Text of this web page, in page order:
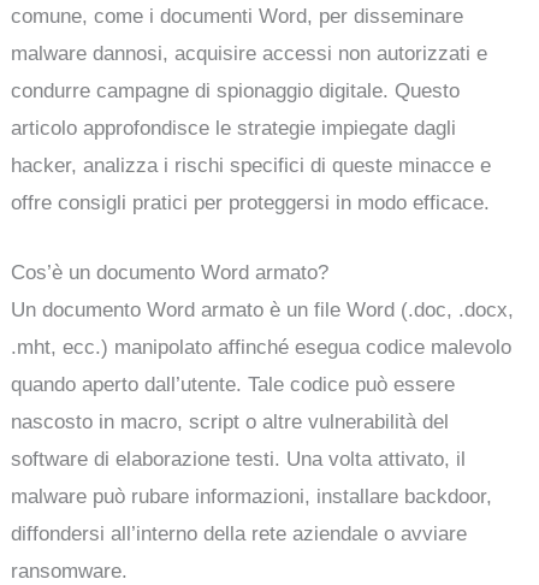
comune, come i documenti Word, per disseminare
malware dannosi, acquisire accessi non autorizzati e
condurre campagne di spionaggio digitale. Questo
articolo approfondisce le strategie impiegate dagli
hacker, analizza i rischi specifici di queste minacce e
offre consigli pratici per proteggersi in modo efficace.
Cos’è un documento Word armato?
Un documento Word armato è un file Word (.doc, .docx,
.mht, ecc.) manipolato affinché esegua codice malevolo
quando aperto dall’utente. Tale codice può essere
nascosto in macro, script o altre vulnerabilità del
software di elaborazione testi. Una volta attivato, il
malware può rubare informazioni, installare backdoor,
diffondersi all’interno della rete aziendale o avviare
ransomware.